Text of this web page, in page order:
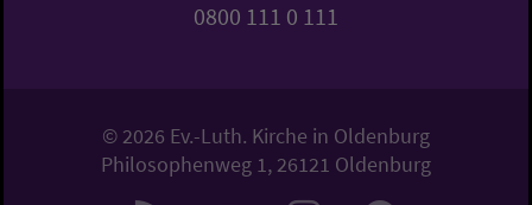
0800 111 0 111
© 2026 Ev.-Luth. Kirche in Oldenburg
Philosophenweg 1, 26121 Oldenburg